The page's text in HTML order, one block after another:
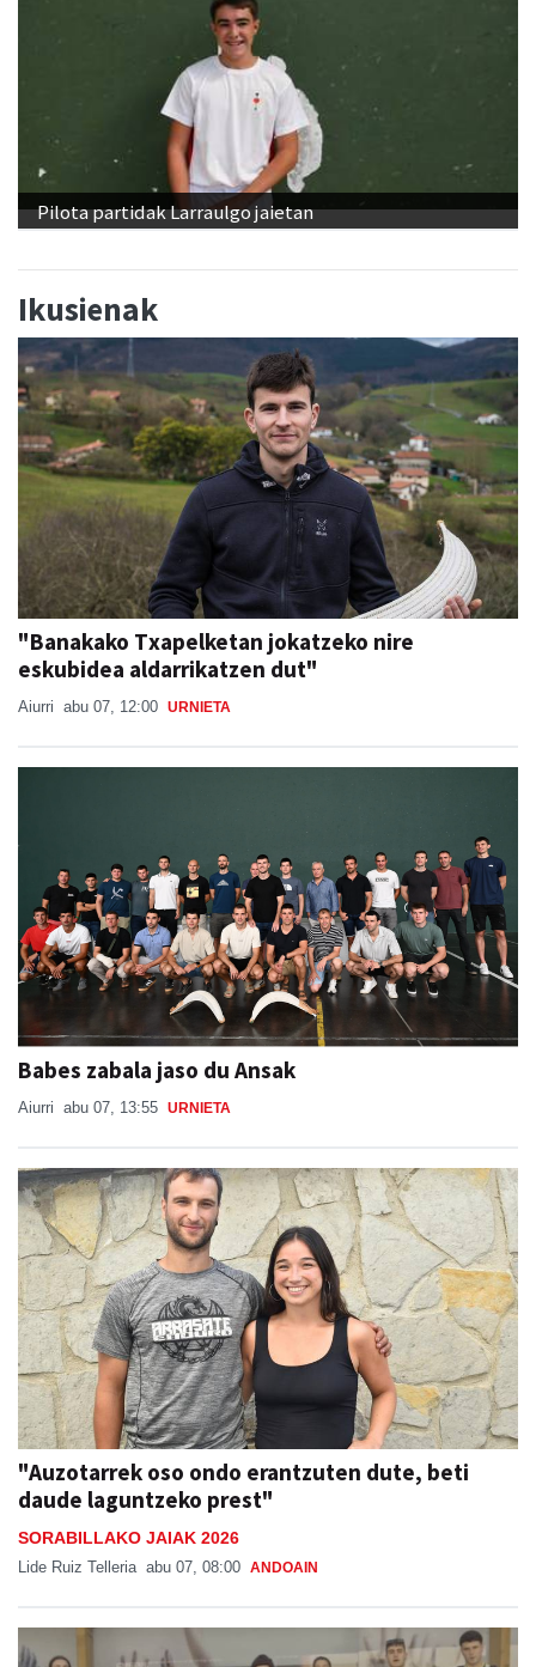
Pilota partidak Larraulgo jaietan
"Banakako Txapelketan jokatzeko nire
eskubidea aldarrikatzen dut"
Aiurri abu 07, 12:00 URNIETA
Babes zabala jaso du Ansak
"Auzotarrek oso ondo erantzuten dute, beti
daude laguntzeko prest"
SORABILLAKO JAIAK 2026
Lide Ruiz Telleria abu 07, 08:00